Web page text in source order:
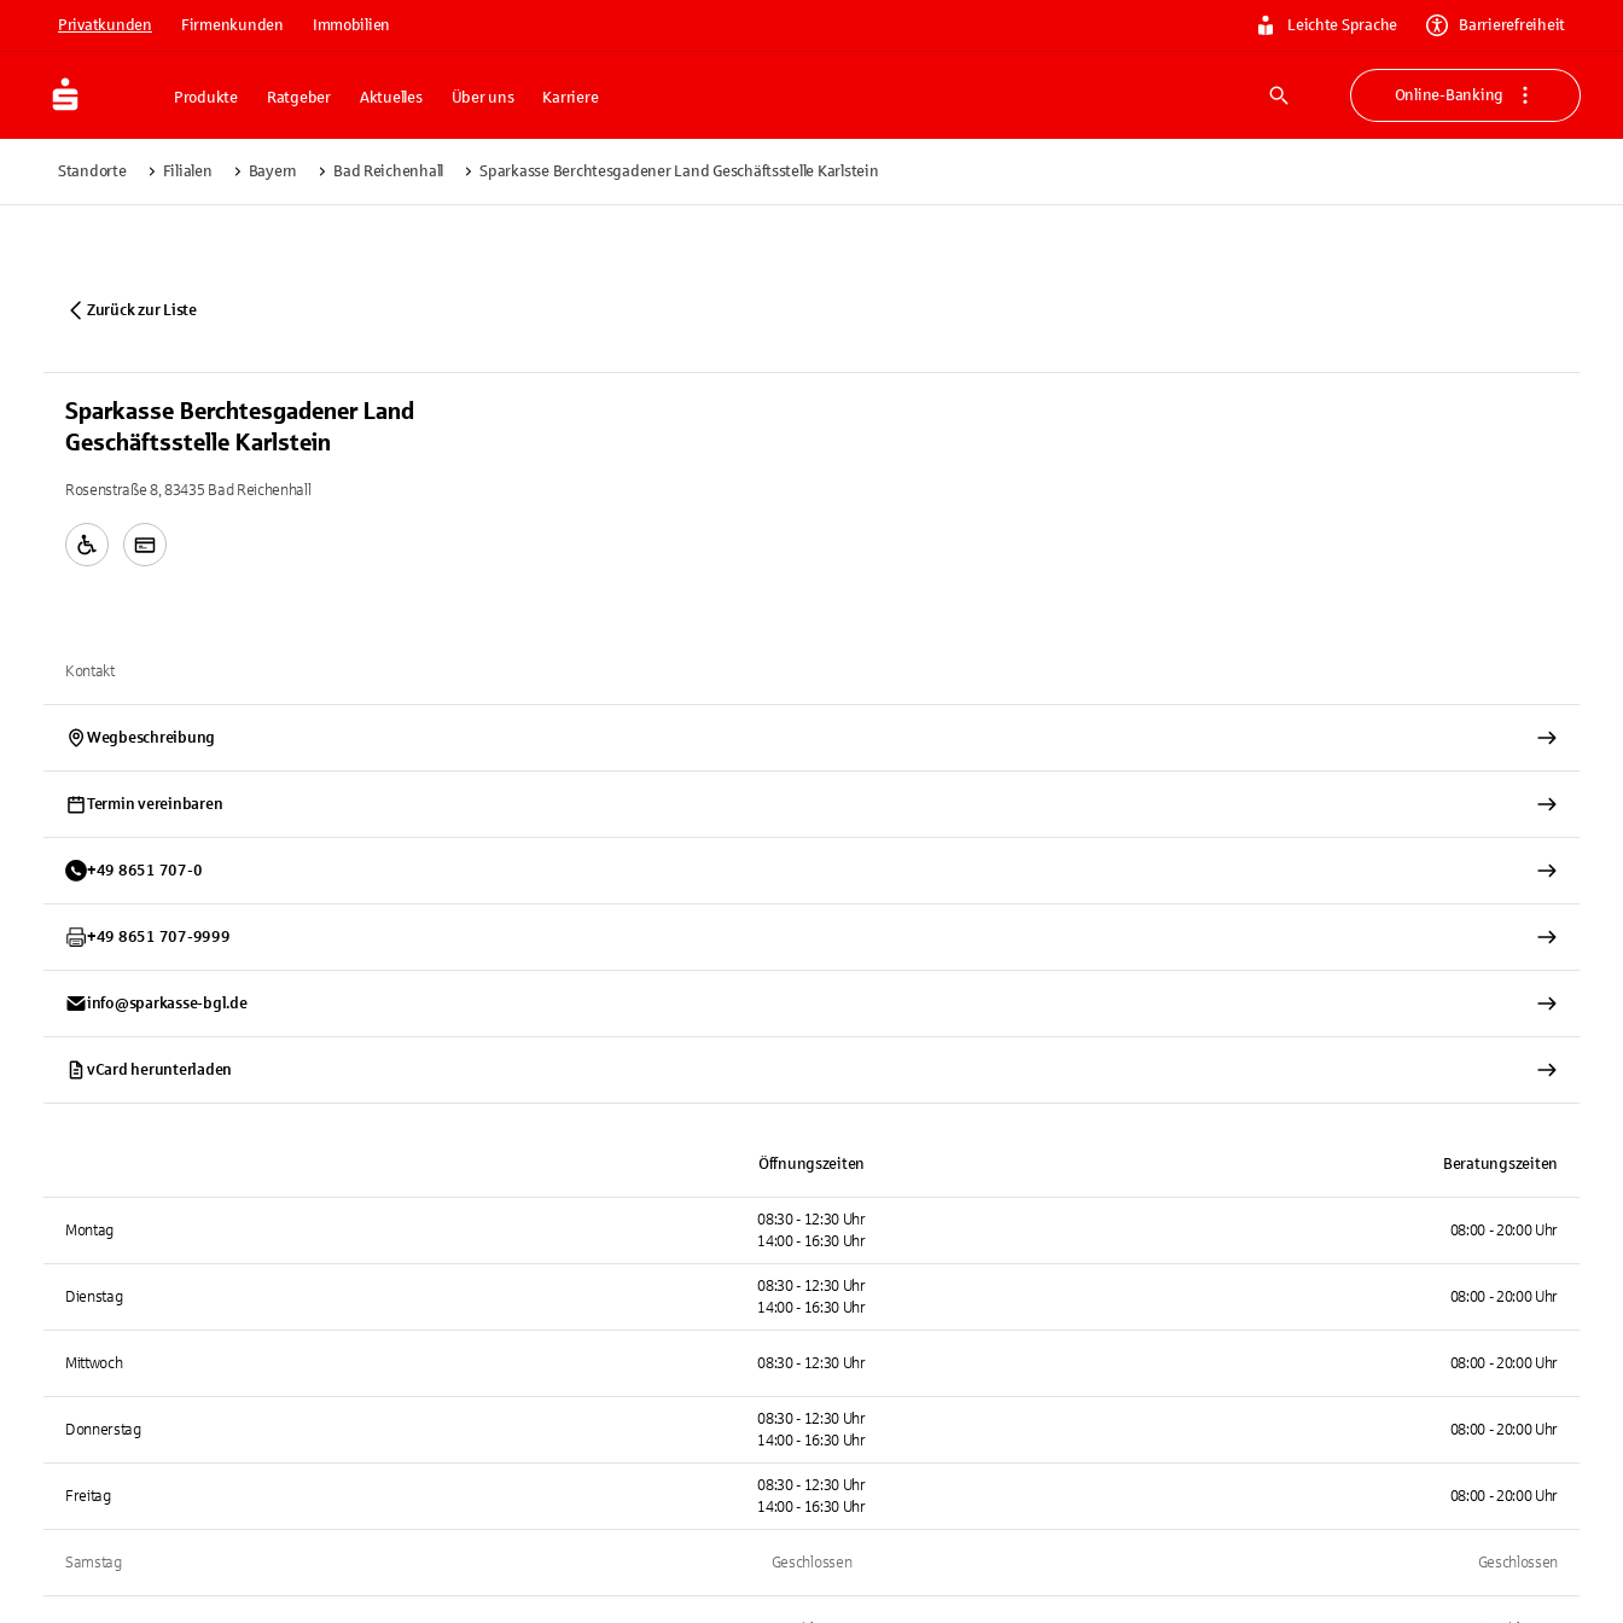
Privatkunden Firmenkunden Immobilien Leichte Sprache Barrierefreiheit
Produkte Ratgeber Aktuelles Über uns Karriere
Suche
Online-Banking
Standorte Filialen Bayern Bad Reichenhall Sparkasse Berchtesgadener Land Geschäftsstelle Karlstein
Zurück zur Liste
Sparkasse Berchtesgadener Land
Geschäftsstelle Karlstein
Rosenstraße 8, 83435 Bad Reichenhall
Kontakt
Wegbeschreibung
Termin vereinbaren
+49 8651 707-0
+49 8651 707-9999
info@sparkasse-bgl.de
vCard herunterladen
Öffnungszeiten Beratungszeiten
Montag
08:30 - 12:30 Uhr
14:00 - 16:30 Uhr
08:00 - 20:00 Uhr
Dienstag
08:30 - 12:30 Uhr
14:00 - 16:30 Uhr
08:00 - 20:00 Uhr
Mittwoch 08:30 - 12:30 Uhr 08:00 - 20:00 Uhr
Donnerstag
08:30 - 12:30 Uhr
14:00 - 16:30 Uhr
08:00 - 20:00 Uhr
Freitag
08:30 - 12:30 Uhr
14:00 - 16:30 Uhr
08:00 - 20:00 Uhr
Samstag Geschlossen Geschlossen